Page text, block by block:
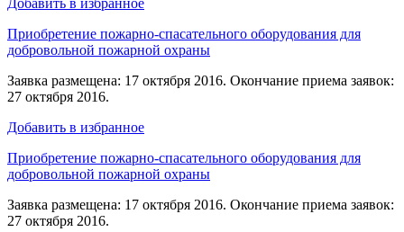
Приобретение пожарно-спасательного оборудования для
добровольной пожарной охраны
Заявка размещена: 17 октября 2016. Окончание приема заявок:
27 октября 2016.
Добавить в избранное
Приобретение пожарно-спасательного оборудования для
добровольной пожарной охраны
Заявка размещена: 17 октября 2016. Окончание приема заявок:
27 октября 2016.